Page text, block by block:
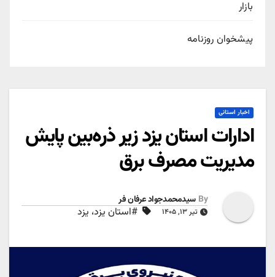
بازار
پیشخوان روزنامه
اخبار استانی
ادارات استان یزد زیر ذره‌بین پایش
مدیریت مصرف برق
By سیدمحمدجواد عرفان فر
تیر ۱۳, ۱۴۰۵ #استان یزد، یزد